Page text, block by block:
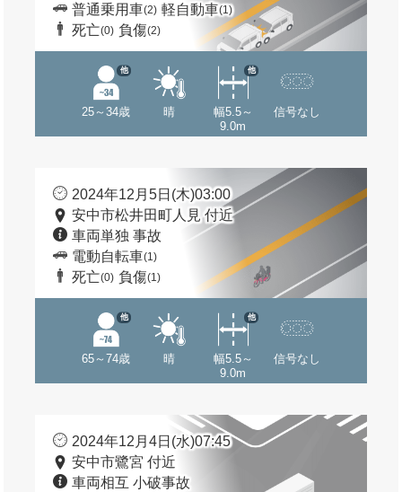
普通乗用車(2) 軽自動車(1)
死亡(0) 負傷(2)
25～34歳
他
晴
幅5.5～
9.0m
他
信号なし
2024年12月5日(木)03:00
安中市松井田町人見 付近
車両単独 事故
電動自転車(1)
死亡(0) 負傷(1)
65～74歳
他
晴
幅5.5～
9.0m
他
信号なし
2024年12月4日(水)07:45
安中市鷺宮 付近
車両相互 小破事故